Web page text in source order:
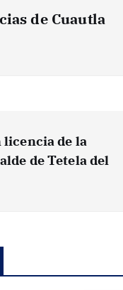
de Cuautla
licencia de la
de Tetela del